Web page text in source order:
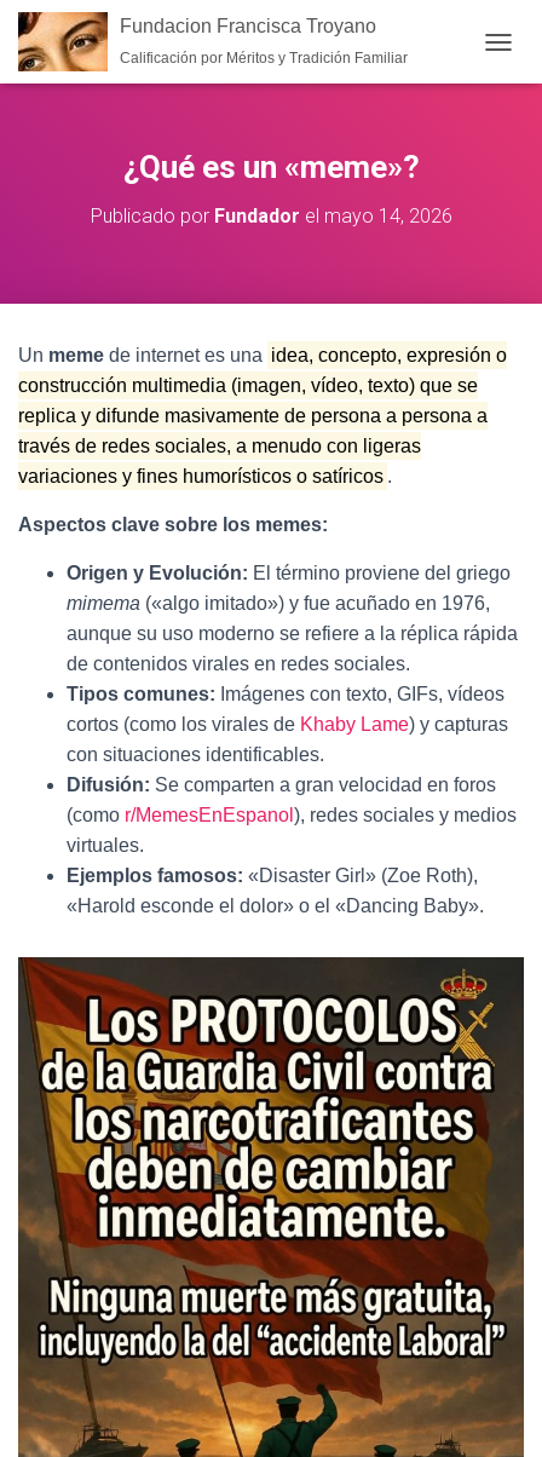
Fundacion Francisca Troyano
Calificación por Méritos y Tradición Familiar
¿Qué es un «meme»?
Publicado por Fundador el mayo 14, 2026
Un meme de internet es una idea, concepto, expresión o
construcción multimedia (imagen, vídeo, texto) que se
replica y difunde masivamente de persona a persona a
través de redes sociales, a menudo con ligeras
variaciones y fines humorísticos o satíricos .
Aspectos clave sobre los memes:
Origen y Evolución: El término proviene del griego
mimema («algo imitado») y fue acuñado en 1976,
aunque su uso moderno se refiere a la réplica rápida
de contenidos virales en redes sociales.
Tipos comunes: Imágenes con texto, GIFs, vídeos
cortos (como los virales de Khaby Lame) y capturas
con situaciones identificables.
Difusión: Se comparten a gran velocidad en foros
(como r/MemesEnEspanol ), redes sociales y medios
virtuales.
Ejemplos famosos: «Disaster Girl» (Zoe Roth),
«Harold esconde el dolor» o el «Dancing Baby».